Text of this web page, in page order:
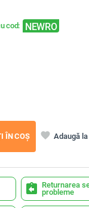
cod: NEWRO
ÎN COȘ favorite Adaugă
assignment_return Returnarea
probleme